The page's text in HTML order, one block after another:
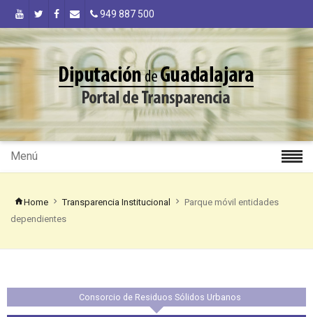
949 887 500
Menú
Home Transparencia Institucional
Parque móvil entidades
dependientes
Consorcio de Residuos Sólidos Urbanos